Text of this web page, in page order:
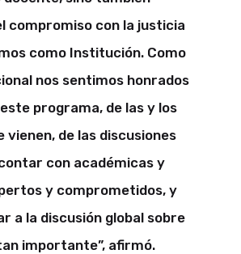
compromiso con la justicia
como Institución. Como
nos sentimos honrados
programa, de las y los
vienen, de las discusiones
con académicas y
y comprometidos, y
a la discusión global sobre
importante”, afirmó.